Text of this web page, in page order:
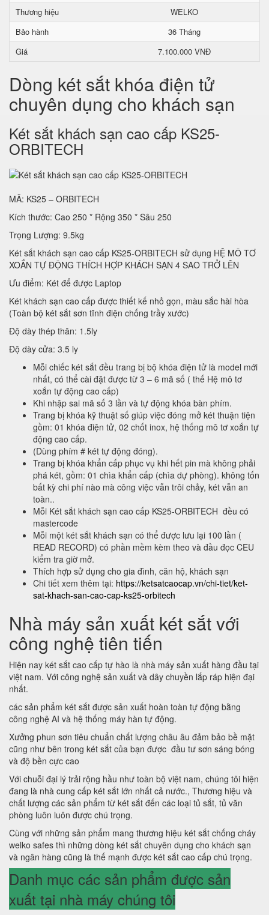
Thương hiệu
WELKO
Bảo hành
36 Tháng
Giá
7.100.000 VNĐ
Dòng két sắt khóa điện tử
chuyên dụng cho khách sạn
Két sắt khách sạn cao cấp KS25-
ORBITECH
MÃ: KS25 – ORBITECH
Kích thước: Cao 250 * Rộng 350 * Sâu 250
Trọng Lượng: 9.5kg
Két sắt khách sạn cao cấp KS25-ORBITECH sử dụng HỆ MÔ TƠ
XOẮN TỰ ĐỘNG THÍCH HỢP KHÁCH SẠN 4 SAO TRỞ LÊN
Ưu điểm: Két để được Laptop
Két khách sạn cao cấp được thiết kế nhỏ gọn, màu sắc hài hòa
(Toàn bộ két sắt sơn tĩnh điện chống trầy xước)
Độ dày thép thân: 1.5ly
Độ dày cửa: 3.5 ly
Mỗi chiếc két sắt đều trang bị bộ khóa điện tử là model mới
nhất, có thể cài đặt được từ 3 – 6 mã số ( thế Hệ mô tơ
xoắn tự động cao cấp)
Khi nhập sai mã số 3 lần và tự động khóa bàn phím.
Trang bị khóa kỹ thuật số giúp việc đóng mở két thuận tiện
gồm: 01 khóa điện tử, 02 chốt inox, hệ thống mô tơ xoắn tự
động cao cấp.
(Dùng phím # két tự động đóng).
Trang bị khóa khẩn cấp phục vụ khi hết pin mà không phải
phá két, gồm: 01 chìa khẩn cấp (chìa dự phòng). không tốn
bất kỳ chi phí nào mà công việc vẫn trôi chảy, két vẫn an
toàn..
Mỗi Két sắt khách sạn cao cấp KS25-ORBITECH đều có
mastercode
Mỗi một két sắt khách sạn có thể được lưu lại 100 lần (
READ RECORD) có phần mềm kèm theo và đầu đọc CEU
kiểm tra giờ mở.
Thích hợp sử dụng cho gia đình, căn hộ, khách sạn
Chi tiết xem thêm tại: https://ketsatcaocap.vn/chi-tiet/ket-
sat-khach-san-cao-cap-ks25-orbitech
Nhà máy sản xuất két sắt với
công nghệ tiên tiến
Hiện nay két sắt cao cấp tự hào là nhà máy sản xuất hàng đầu tại
việt nam. Với công nghệ sản xuất và dây chuyền lắp ráp hiện đại
nhất.
các sản phẩm két sắt được sản xuất hoàn toàn tự động bằng
công nghệ AI và hệ thống máy hàn tự động.
Xưởng phun sơn tiêu chuẩn chất lượng châu âu đảm bảo bề mặt
cũng như bên trong két sắt của bạn được đầu tư sơn sáng bóng
và độ bền cực cao
Với chuỗi đại lý trải rộng hầu như toàn bộ việt nam, chúng tôi hiện
đang là nhà cung cấp két sắt lớn nhất cả nước., Thương hiệu và
chất lượng các sản phẩm từ két sắt đến các loại tủ sắt, tủ văn
phòng luôn luôn được chú trọng.
Cùng với những sản phẩm mang thương hiệu két sắt chống cháy
welko safes thì những dòng két sắt chuyên dụng cho khách sạn
và ngân hàng cũng là thế mạnh được két sắt cao cấp chú trọng.
Danh mục các sản phẩm được sản
xuất tại nhà máy chúng tôi